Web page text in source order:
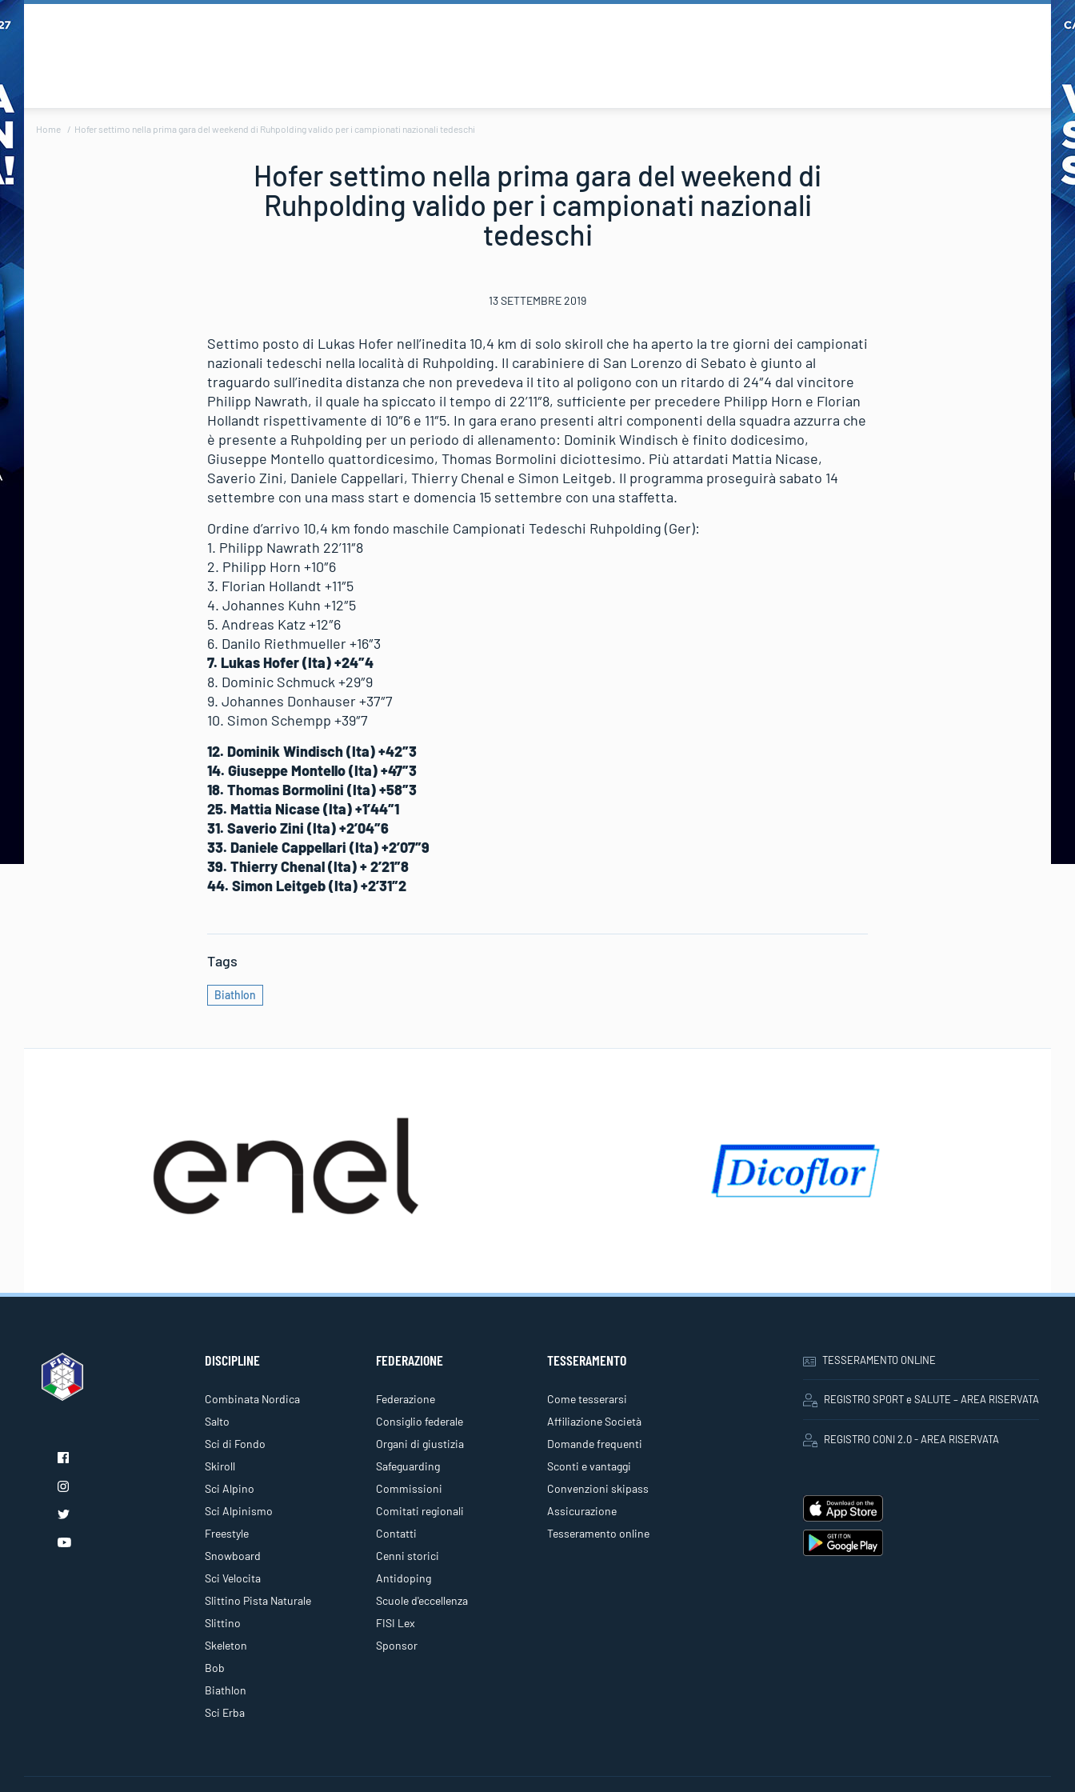
Home Hofer settimo nella prima gara del weekend di Ruhpolding valido per i campionati nazionali tedeschi
Hofer settimo nella prima gara del weekend di
Ruhpolding valido per i campionati nazionali
tedeschi
13 SETTEMBRE 2019
Settimo posto di Lukas Hofer nell’inedita 10,4 km di solo skiroll che ha aperto la tre giorni dei campionati
nazionali tedeschi nella località di Ruhpolding. Il carabiniere di San Lorenzo di Sebato è giunto al
traguardo sull’inedita distanza che non prevedeva il tito al poligono con un ritardo di 24″4 dal vincitore
Philipp Nawrath, il quale ha spiccato il tempo di 22’11″8, sufficiente per precedere Philipp Horn e Florian
Hollandt rispettivamente di 10″6 e 11″5. In gara erano presenti altri componenti della squadra azzurra che
è presente a Ruhpolding per un periodo di allenamento: Dominik Windisch è finito dodicesimo,
Giuseppe Montello quattordicesimo, Thomas Bormolini diciottesimo. Più attardati Mattia Nicase,
Saverio Zini, Daniele Cappellari, Thierry Chenal e Simon Leitgeb. Il programma proseguirà sabato 14
settembre con una mass start e domencia 15 settembre con una staffetta.
Ordine d’arrivo 10,4 km fondo maschile Campionati Tedeschi Ruhpolding (Ger):
1. Philipp Nawrath 22’11″8
2. Philipp Horn +10″6
3. Florian Hollandt +11″5
4. Johannes Kuhn +12″5
5. Andreas Katz +12″6
6. Danilo Riethmueller +16″3
7. Lukas Hofer (Ita) +24″4
8. Dominic Schmuck +29″9
9. Johannes Donhauser +37″7
10. Simon Schempp +39″7
12. Dominik Windisch (Ita) +42″3
14. Giuseppe Montello (Ita) +47″3
18. Thomas Bormolini (Ita) +58″3
25. Mattia Nicase (Ita) +1’44″1
31. Saverio Zini (Ita) +2’04″6
33. Daniele Cappellari (Ita) +2’07″9
39. Thierry Chenal (Ita) + 2’21″8
44. Simon Leitgeb (Ita) +2’31″2
Tags
Biathlon
DISCIPLINE
Combinata Nordica
Salto
Sci di Fondo
Skiroll
Sci Alpino
Sci Alpinismo
Freestyle
Snowboard
Sci Velocita
Slittino Pista Naturale
Slittino
Skeleton
Bob
Biathlon
Sci Erba
FEDERAZIONE
Federazione
Consiglio federale
Organi di giustizia
Safeguarding
Commissioni
Comitati regionali
Contatti
Cenni storici
Antidoping
Scuole d'eccellenza
FISI Lex
Sponsor
TESSERAMENTO
Come tesserarsi
Affiliazione Società
Domande frequenti
Sconti e vantaggi
Convenzioni skipass
Assicurazione
Tesseramento online
TESSERAMENTO ONLINE
REGISTRO SPORT e SALUTE – AREA RISERVATA
REGISTRO CONI 2.0 - AREA RISERVATA